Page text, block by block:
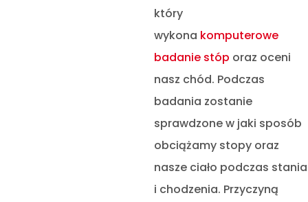
który
wykona komputerowe
badanie stóp oraz oceni
nasz chód. Podczas
badania zostanie
sprawdzone w jaki sposób
obciążamy stopy oraz
nasze ciało podczas stania
i chodzenia. Przyczyną